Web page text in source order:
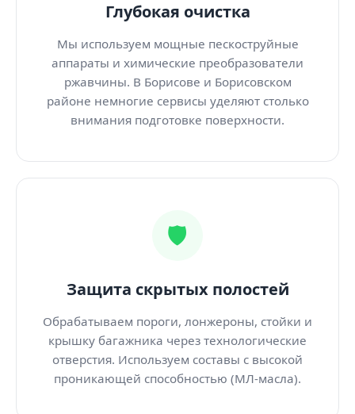
Глубокая очистка
Мы используем мощные пескоструйные
аппараты и химические преобразователи
ржавчины. В Борисове и Борисовском
районе немногие сервисы уделяют столько
внимания подготовке поверхности.
🛡️
Защита скрытых полостей
Обрабатываем пороги, лонжероны, стойки и
крышку багажника через технологические
отверстия. Используем составы с высокой
проникающей способностью (МЛ-масла).